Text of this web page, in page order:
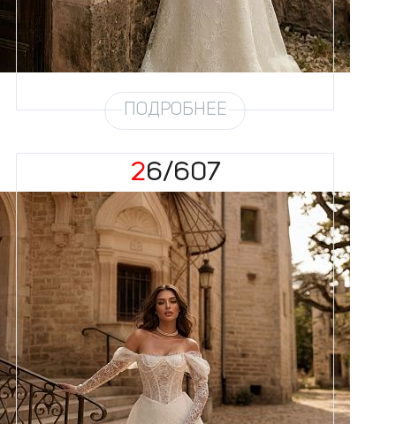
Кружево
Жемчуг
Юбка
Атлас стрейч + кружево
Шлейф
Возможен
ПОДРОБНЕЕ
26/607